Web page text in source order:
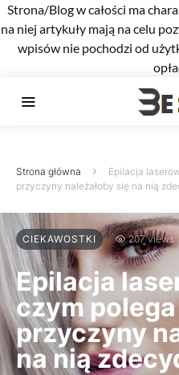
Strona/Blog w całości ma
na niej artykuły mają na celu
wpisów nie pochodzi od
Strona główna
Epilacja
przyczyny należałoby się na nią
CIEKAWOSTKI 207 views
Epilacja
czym
przyczyny
na nią